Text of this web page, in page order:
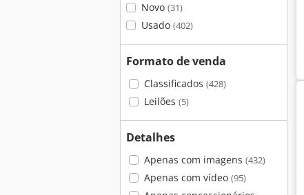
Novo (31)
Usado (402)
Formato de venda
Classificados (428)
Leilões (5)
Detalhes
Apenas com imagens (432)
Apenas com vídeo (95)